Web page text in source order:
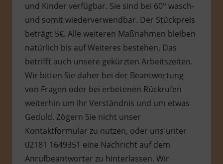
und Kinder verfügbar. Sie sind bei 60° wasch-
und somit wiederverwendbar. Der Stückpreis
beträgt 5€. Alle weiteren Maßnahmen bleiben
natürlich bis auf Weiteres bestehen. Das
betrifft auch unsere gekürzten Arbeitszeiten.
Wir bitten Sie daher bei der Beantwortung
von Fragen oder bei erbetenen Rückrufen
weiterhin um Ihr Verständnis und um etwas
Geduld. Zögern Sie nicht unser
Kontaktformular zu nutzen, oder uns unter
02181 1649351 eine Nachricht auf dem
Anrufbeantworter zu hinterlassen. Wir